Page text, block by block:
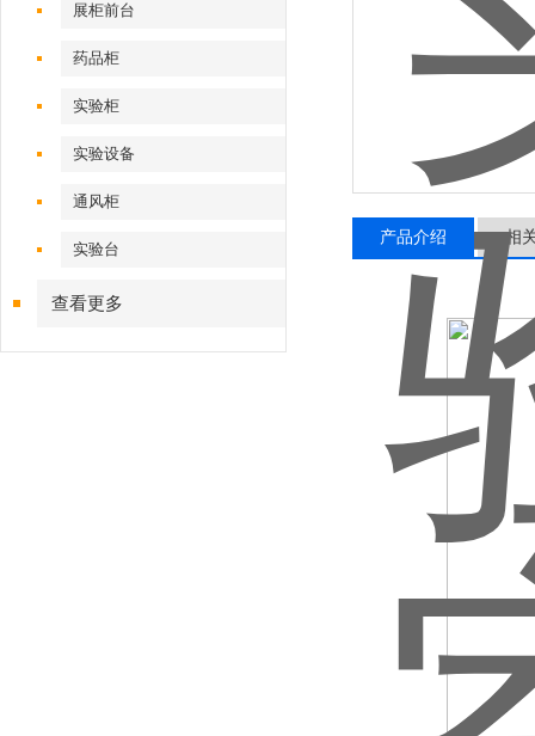
展柜前台
药品柜
实验柜
实验设备
通风柜
实验台
查看更多
产品介绍 相